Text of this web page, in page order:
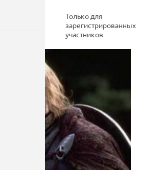
Только для
зарегистрированных
участников